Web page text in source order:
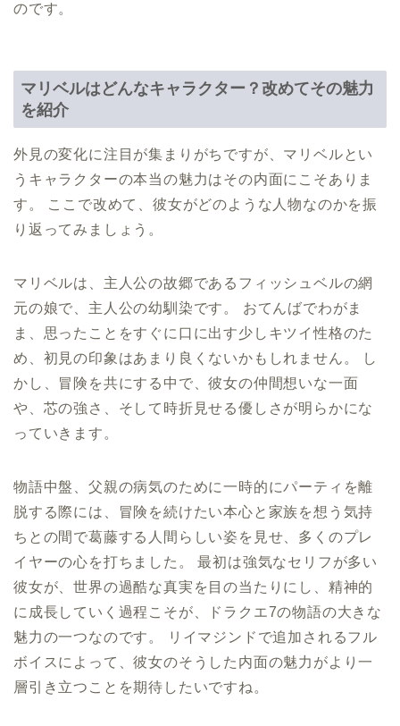
のです。
マリベルはどんなキャラクター？改めてその魅力
を紹介
外見の変化に注目が集まりがちですが、マリベルとい
うキャラクターの本当の魅力はその内面にこそありま
す。 ここで改めて、彼女がどのような人物なのかを振
り返ってみましょう。
マリベルは、主人公の故郷であるフィッシュベルの網
元の娘で、主人公の幼馴染です。 おてんばでわがま
ま、思ったことをすぐに口に出す少しキツイ性格のた
め、初見の印象はあまり良くないかもしれません。 し
かし、冒険を共にする中で、彼女の仲間想いな一面
や、芯の強さ、そして時折見せる優しさが明らかにな
っていきます。
物語中盤、父親の病気のために一時的にパーティを離
脱する際には、冒険を続けたい本心と家族を想う気持
ちとの間で葛藤する人間らしい姿を見せ、多くのプレ
イヤーの心を打ちました。 最初は強気なセリフが多い
彼女が、世界の過酷な真実を目の当たりにし、精神的
に成長していく過程こそが、ドラクエ7の物語の大きな
魅力の一つなのです。 リイマジンドで追加されるフル
ボイスによって、彼女のそうした内面の魅力がより一
層引き立つことを期待したいですね。